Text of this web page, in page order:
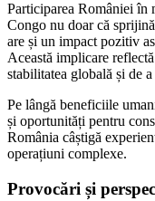
Participarea României în
Congo nu doar că
are și un impact pozitiv
Această implicare
stabilitatea globală și de
Pe lângă beneficiile
și oportunități pentru
România câștigă
operațiuni complexe.
Provocări și